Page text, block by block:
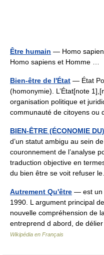
Être humain — Homo
Homo sapiens et Homme …
Bien-être de l'État — État
(homonymie). L’État[note
organisation politique et
communauté de citoyens
BIEN-ÊTRE (ÉCONOMIE DU)
d’un statut ambigu au sein
couronnement de l’analyse
traduction objective en
du bien être se voit refuser
Autrement Qu'être — est un
1990. L argument principal
nouvelle compréhension de
entreprend d abord, de
Wikipédia en Français